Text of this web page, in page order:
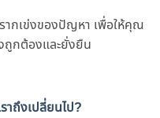
ากเข่งของปัญหา เพื่อให้คุณ
ถูกต้องและยั่งยืน
าถึงเปลี่ยนไป?